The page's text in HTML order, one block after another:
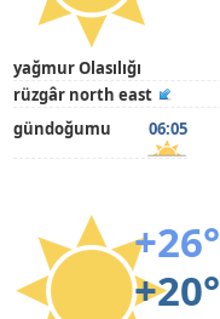
yağmur Olasılığı
rüzgâr north east
gündoğumu
06:05
+26°
+20°